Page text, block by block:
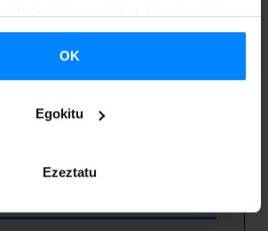
OK
Egokitu
Ezeztatu